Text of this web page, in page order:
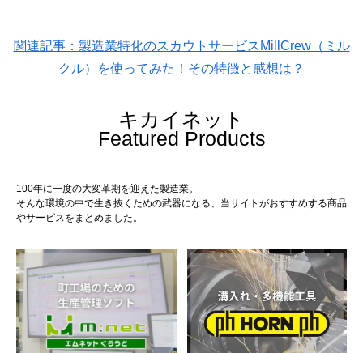
関連記事：製造業特化のスカウトサービスMillCrew（ミル
クル）を使ってみた！その特徴と感想は？
キカイネット
Featured Products
100年に一度の大変革期を迎えた製造業。
そんな環境の中で生き抜くための武器になる、当サイトがおすすめする商品
やサービスをまとめました。